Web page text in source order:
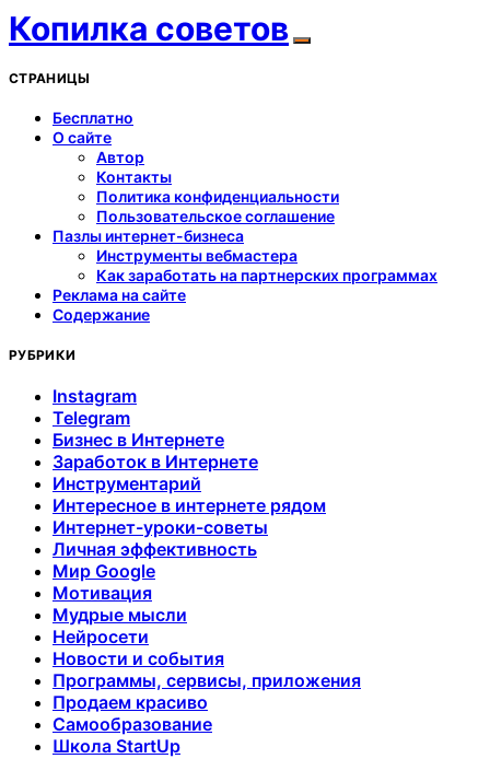
Копилка советов
СТРАНИЦЫ
Бесплатно
О сайте
Автор
Контакты
Политика конфиденциальности
Пользовательское соглашение
Пазлы интернет-бизнеса
Инструменты вебмастера
Как заработать на партнерских программах
Реклама на сайте
Содержание
РУБРИКИ
Instagram
Telegram
Бизнес в Интернете
Заработок в Интернете
Инструментарий
Интересное в интернете рядом
Интернет-уроки-советы
Личная эффективность
Мир Google
Мотивация
Мудрые мысли
Нейросети
Новости и события
Программы, сервисы, приложения
Продаем красиво
Самообразование
Школа StartUp